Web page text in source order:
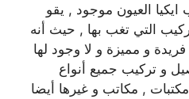
العيون موجود , يقو
التي تغب بها , حيث أنه
و مميزة و لا وجود لها
و تركيب جميع أنواع
, مكاتب و غيرها أيضا